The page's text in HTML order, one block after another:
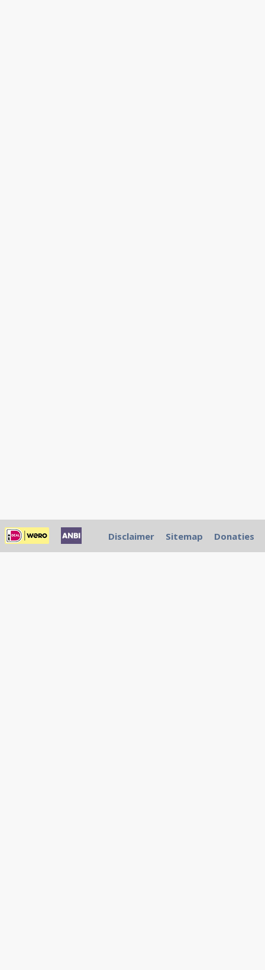
Disclaimer Sitemap Donaties